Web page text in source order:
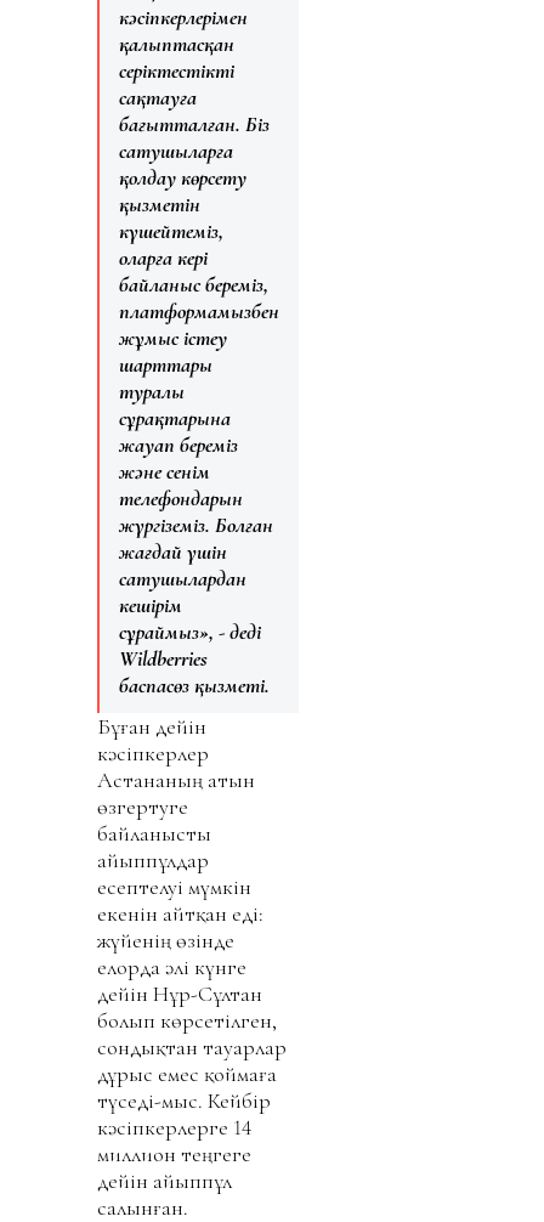
кәсіпкерлерімен
қалыптасқан
серіктестікті
сақтауға
бағытталған. Біз
сатушыларға
қолдау көрсету
қызметін
күшейтеміз,
оларға кері
байланыс береміз,
платформамызбен
жұмыс істеу
шарттары
туралы
сұрақтарына
жауап береміз
және сенім
телефондарын
жүргіземіз. Болған
жағдай үшін
сатушылардан
кешірім
сұраймыз», - деді
Wildberries
баспасөз қызметі.
Бұған дейін
кәсіпкерлер
Астананың атын
өзгертуге
байланысты
айыппұлдар
есептелуі мүмкін
екенін айтқан еді:
жүйенің өзінде
елорда әлі күнге
дейін Нұр-Сұлтан
болып көрсетілген,
сондықтан тауарлар
дұрыс емес қоймаға
түседі-мыс. Кейбір
кәсіпкерлерге 14
миллион теңгеге
дейін айыппұл
салынған.